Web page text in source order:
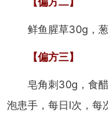
鲜鱼腥草30g，葱
【偏方三】
皂角刺30g，食醋
泡患手，每日I次，每